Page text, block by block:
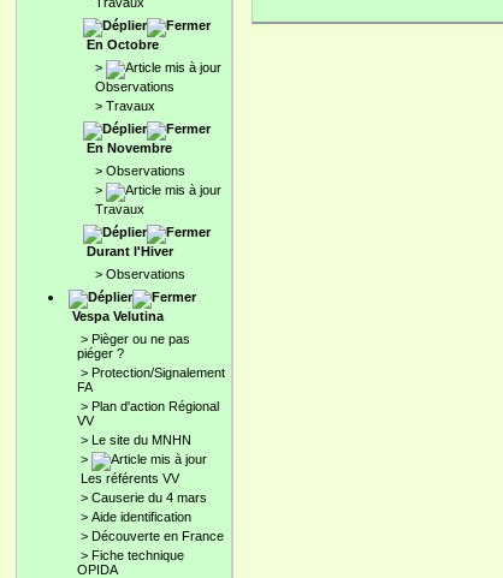
En Octobre
>
Observations
> Travaux
En Novembre
> Observations
>
Travaux
Durant l'Hiver
> Observations
Vespa Velutina
> Pièger ou ne pas
piéger ?
> Protection/Signalement
FA
> Plan d'action Régional
VV
> Le site du MNHN
>
Les référents VV
> Causerie du 4 mars
> Aide identification
> Découverte en France
> Fiche technique
OPIDA